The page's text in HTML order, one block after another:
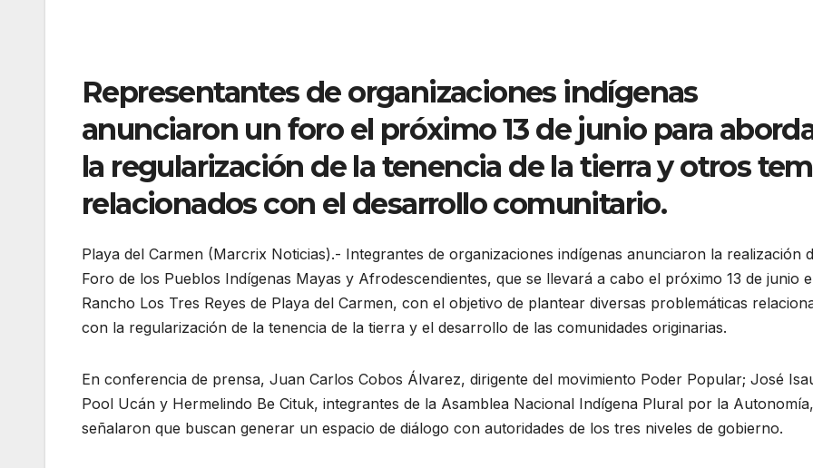
Representantes de organizaciones indígenas
anunciaron un foro el próximo 13 de junio para
la regularización de la tenencia de la tierra y otros
relacionados con el desarrollo comunitario.
Playa del Carmen (Marcrix Noticias).- Integrantes de organizaciones indígenas anunciaron la realización
Foro de los Pueblos Indígenas Mayas y Afrodescendientes, que se llevará a cabo el próximo 13 de junio
Rancho Los Tres Reyes de Playa del Carmen, con el objetivo de plantear diversas problemáticas
con la regularización de la tenencia de la tierra y el desarrollo de las comunidades originarias.
En conferencia de prensa, Juan Carlos Cobos Álvarez, dirigente del movimiento Poder Popular; José
Pool Ucán y Hermelindo Be Cituk, integrantes de la Asamblea Nacional Indígena Plural por la Autonomía,
señalaron que buscan generar un espacio de diálogo con autoridades de los tres niveles de gobierno.